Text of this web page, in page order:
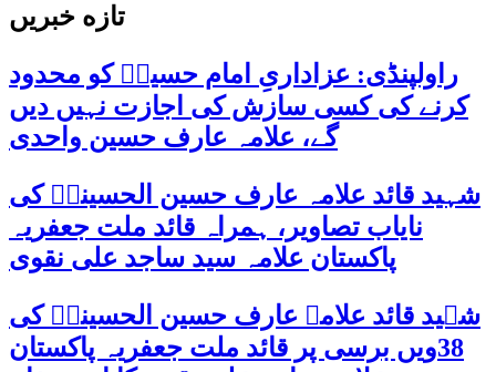
تازه خبریں
راولپنڈی: عزاداریِ امام حسینؑ کو محدود
کرنے کی کسی سازش کی اجازت نہیں دیں
گے، علامہ عارف حسین واحدی
شہید قائد علامہ عارف حسین الحسینیؒ کی
نایاب تصاویر، ہمراہ قائد ملت جعفریہ
پاکستان علامہ سید ساجد علی نقوی
شہید قائد علامہ عارف حسین الحسینیؒ کی
38ویں برسی پر قائد ملت جعفریہ پاکستان